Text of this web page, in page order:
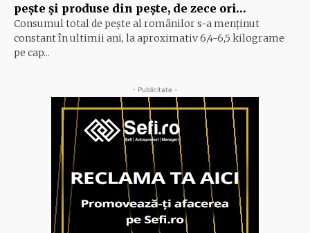
peşte şi produse din peşte, de zece ori…
Consumul total de peşte al ro­mâ­nilor s-a menţinut
constant în ul­timii ani, la aproximativ 6,4-6,5 ki­lograme
pe cap...
- Publicitate -